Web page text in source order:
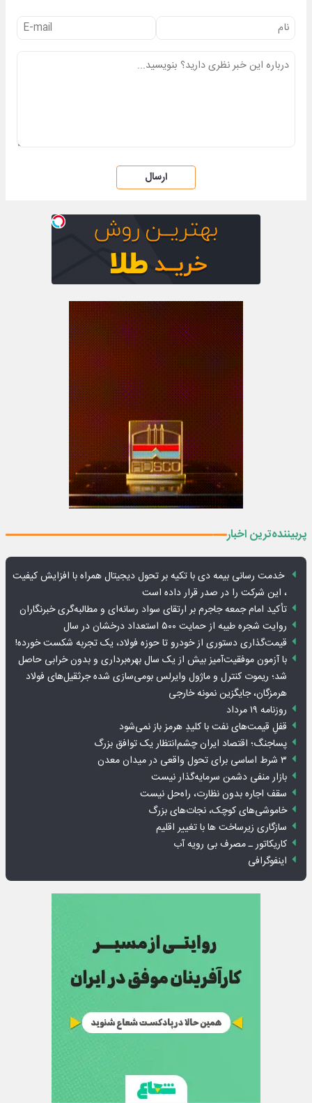
ارسال
پربیننده‌ترین اخبار
خدمت رسانی بیمه دی با تکیه بر تحول دیجیتال همراه با افزایش کیفیت
، این شرکت را در صدر قرار داده است
تأکید امام جمعه جاجرم بر ارتقای سواد رسانه‌ای و مطالبه‌گری خبرنگاران
روایت شجره طیبه از حمایت ۵۰۰ استعداد درخشان در سال
قیمت‌گذاری دستوری از خودرو تا حوزه فولاد، یک تجربه شکست خورده!
با آزمون موفقیت‌آمیز بیش از یک سال بهره‌برداری و بدون خرابی حاصل
شد؛ ریموت کنترل و ماژول وایرلس بومی‌سازی شده جرثقیل‌های فولاد
هرمزگان، جایگزین نمونه خارجی
روزنامه ۱۹ مرداد
قفلِ قیمت‌های نفت با کلیدِ هرمز باز نمی‌شود
پساجنگ؛ اقتصاد ایران چشم‌انتظار یک توافق بزرگ
۳ شرط اساسی برای تحول واقعی در میدان معدن
بازار منفی دشمن سرمایه‌گذار نیست
سقف اجاره بدون نظارت، راه‌حل نیست
خاموشی‌های کوچک، نجات‌های بزرگ
سازگاری زیرساخت ها با تغییر اقلیم
کاریکاتور ـ مصرف بی رویه آب
اینفوگرافی